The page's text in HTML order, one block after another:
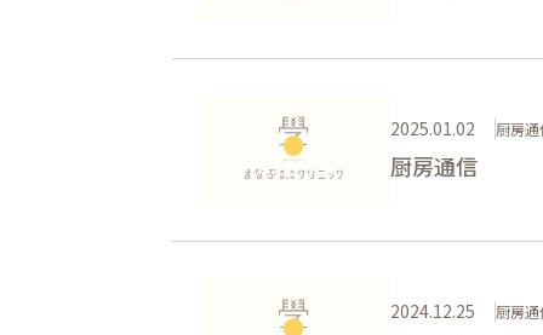
2025.01.02 厨房通
厨房通信
2024.12.25 厨房通